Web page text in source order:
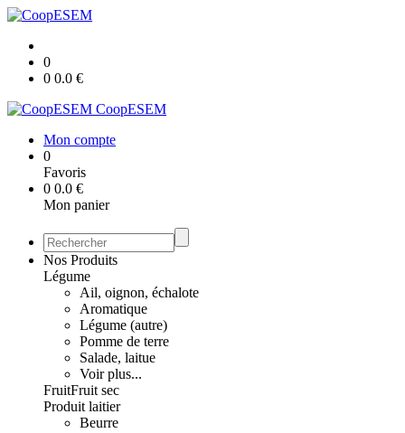
0
0 0.0 €
CoopESEM
Mon compte
0
Favoris
0 0.0 €
Mon panier
Nos Produits
Légume
Ail, oignon, échalote
Aromatique
Légume (autre)
Pomme de terre
Salade, laitue
Voir plus...
FruitFruit sec
Produit laitier
Beurre